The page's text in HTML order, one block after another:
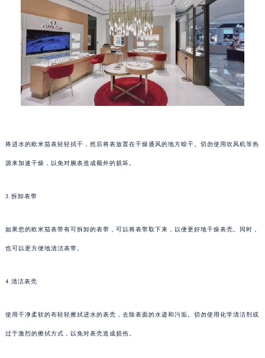
将进水的欧米茄表轻轻拭干，然后将表放置在干燥通风的地方晾干。切勿使用吹风机等热
源来加速干燥，以免对腕表造成额外的损坏。
3.拆卸表带
如果您的欧米茄表带有可拆卸的表带，可以将表带取下来，以便更好地干燥表壳。同时，
也可以更方便地清洁表带。
4.清洁表壳
使用干净柔软的布轻轻擦拭进水的表壳，去除表面的水迹和污垢。切勿使用化学清洁剂或
过于激烈的擦拭方式，以免对表壳造成损伤。